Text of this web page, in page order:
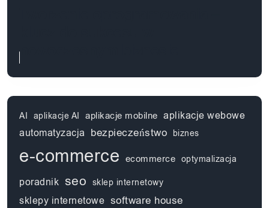
nowoczesnym biznesie
AI aplikacje AI aplikacje mobilne aplikacje webowe
automatyzacja bezpieczeństwo biznes
e-commerce ecommerce optymalizacja
poradnik seo sklep internetowy
sklepy internetowe software house